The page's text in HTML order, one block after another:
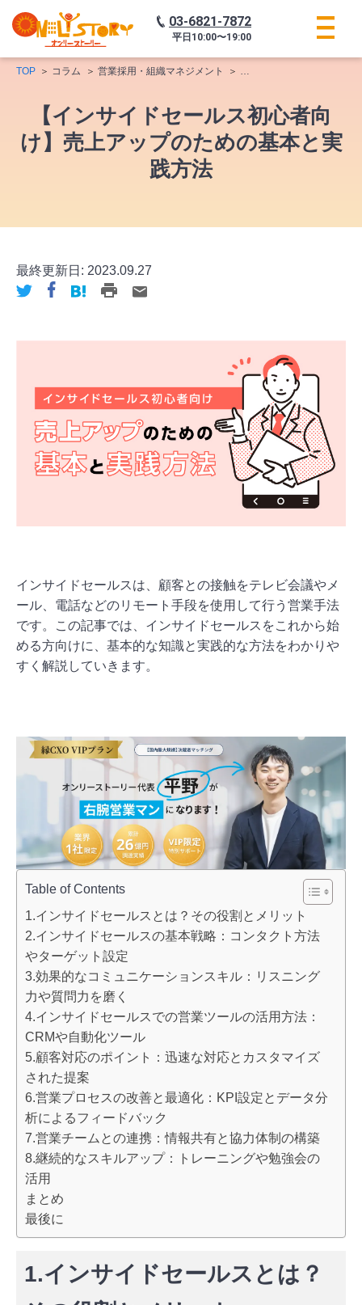
03-6821-7872
平日 10:00〜19:00
TOP コラム 営業採用・組織マネジメント インサイドセールス
【インサイドセールス初心者向
け】売上アップのための基本と実
践方法
最終更新日: 2023.09.27
インサイドセールスは、顧客との接触をテレビ会議やメ
ール、電話などのリモート手段を使用して行う営業手法
です。この記事では、インサイドセールスをこれから始
める方向けに、基本的な知識と実践的な方法をわかりや
すく解説していきます。
Table of Contents
1.インサイドセールスとは？その役割とメリット
2.インサイドセールスの基本戦略：コンタクト方法
やターゲット設定
3.効果的なコミュニケーションスキル：リスニング
力や質問力を磨く
4.インサイドセールスでの営業ツールの活用方法：
CRMや自動化ツール
5.顧客対応のポイント：迅速な対応とカスタマイズ
された提案
6.営業プロセスの改善と最適化：KPI設定とデータ分
析によるフィードバック
7.営業チームとの連携：情報共有と協力体制の構築
8.継続的なスキルアップ：トレーニングや勉強会の
活用
まとめ
最後に
1.インサイドセールスとは？